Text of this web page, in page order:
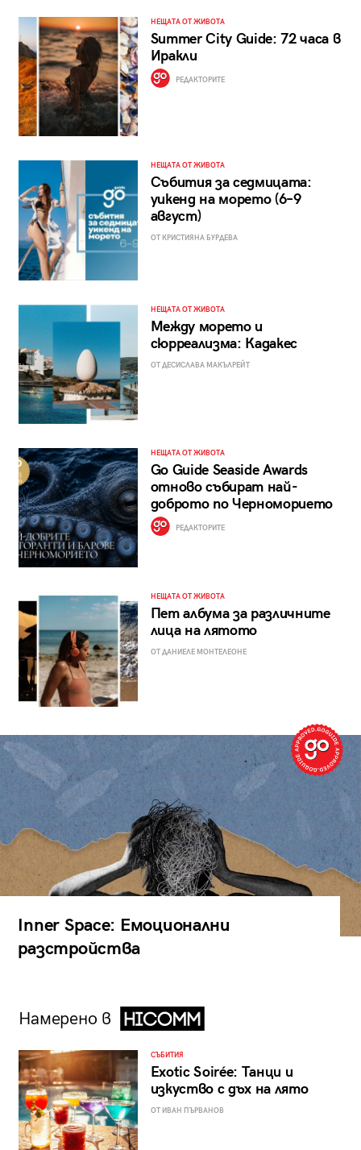
НЕЩАТА ОТ ЖИВОТА
Summer City Guide: 72 часа в
Иракли
РЕДАКТОРИТЕ
НЕЩАТА ОТ ЖИВОТА
Събития за седмицата:
уикенд на морето (6–9
август)
ОТ КРИСТИЯНА БУРДЕВА
НЕЩАТА ОТ ЖИВОТА
Между морето и
сюрреализма: Кадакес
ОТ ДЕСИСЛАВА МАКЪЛРЕЙТ
НЕЩАТА ОТ ЖИВОТА
Go Guide Seaside Awards
отново събират най-
доброто по Черноморието
РЕДАКТОРИТЕ
НЕЩАТА ОТ ЖИВОТА
Пет албума за различните
лица на лятото
ОТ ДАНИЕЛЕ МОНТЕЛЕОНЕ
Inner Space: Емоционални
разстройства
Намерено в
СЪБИТИЯ
Exotic Soirée: Танци и
изкуство с дъх на лято
ОТ ИВАН ПЪРВАНОВ